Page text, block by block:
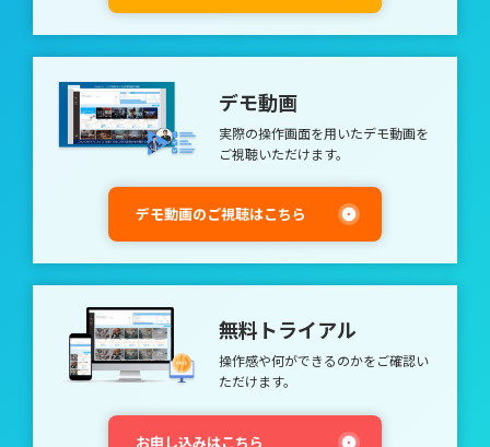
nal pressure） 恐怖、同調圧力、恥等、仕事内容とは関係のない
外部からの感情的な圧力によって、自分自身が脅かされているた
めに働く。 5．経済的圧力（Economic pressure） 報酬を得るた
め、または、処罰を逃れるために働く。仕事内容や自己実現とは
関係ない外的圧力によるものとなる。 6．惰性 （Inertia） 働く
理由が分からず、仕事内容や自発的要素とは無関係な「昨日も働
いていたから、今日も働く」という動機づけ。 内的モチベーシ
ョンの高め方 ここからは、職場ですぐに実践でき、効果を実感
しやすい内的モチベーションを高めるポイントを紹介します。
コミュニケーションを良好にする 職場でできるモチベーション
向上のコツは、コミュニケーションを良好にすることです。 そ
のためには、上司や同僚とのコミュニケーションが重要となりま
す。 ここでいうコミュニケーションとは、楽しくプライベート
の話ができることや、飲み会で盛り上がることだけではなく、
「対話」が成立する関係を築くことです。 「対話」とは、お互
いの存在や意見の違いを認め合ったうえで、同じ目標に向かって
歩むという建設的な話し合いです。 例えば、メンター制度があ
る企業の場合、先輩社員は相談役として、よい点を承認したり、
失敗したときの改善策をともに考えたりすることによって、若手
社員をサポートします。 やる気を伸ばせる仕事の進め方をする
若手社員を中心に、自分のスキルや能力を伸ばしたい人もいま
けてしまうのではなく、いまどきの新入社員に見られる傾向につ
いても理解しておきましょう。 コミュニケーションを密にして
世代間のギャップを埋めることが重要です。 ③新入社員のビジ
み」「電話対応」など基本的なビジネスマナー研修だけでなく、
OJTに対しても現場をサポートしていく必要があります。 教育担
当である中堅層に「新人を育てる意識」を持ってもらうよう働き
かける、メンター制など「相談できる先輩」がいる環境を整える
められています。 また、新入社員教育に適した方法としてeラー
ニングを実践する企業も多いです。 一体感を持って学習しても
らうことでモチベーションを維持し、自発的に目標を設定するこ
とや、目標の達成に向けた実践について身につけることが可能で
す。 新入社員向け研修で検討すべきプログラム まず新入社員に
知ってほしいことは「社会人としての常識」や「仕事の基本」と
言われるものです。 会社は学校とは違い、仕事をすることで報
酬を得る場所なので、社会人・組織人としてふさわしい常識やマ
ナー、コンプライアンス（法令遵守）を最初に身に付けてもらう
ことが必要です。 1. ビジネスマナー 身だしなみ、挨拶、電話応
属が決まり業務がスタートすると、なかなか研修の機会はありま
内で食材を鼻に入れたりピザ生地にツバを吐きかけたりといった
沈静に向かいました。 ・インターネットサービス会社 広報部
長 ある大手インターネットサービス会社に所属する広報部長の
女性が、 「今からアフリカに行きます。エイズになりませんよ
うに。冗談よ、私は白人だから。」という内容をツイート。 彼
は差別的と受け止められ、世界中に拡散し炎上することとなりま
した。この短い文章で会社が信用を失ったのはもちろん、発言し
た本人は翌日即解雇されてしまいました。 なぜソーシャルメデ
けたと思います。 また、ソーシャルメディアでの「炎上」は、
アルバイトから役職者まで、果ては経営者までもが当事者となり
うるのが特徴です。では、「炎上」が発生してしまうのには、ど
のような背景があるのでしょうか。 メッセンジャーアプリとの
定多数のユーザーがアクセスできる状態になっているにも関わら
ず、本人は友達のみに情報を発信しているつもりのため、タガが
デモ動画
実際の操作画面を用いたデモ動画を
ご視聴いただけます。
デモ動画のご視聴はこちら
無料トライアル
操作感や何ができるのかをご確認い
ただけます。
お申し込みはこちら